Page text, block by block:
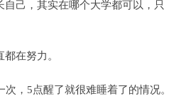
己，其实在哪个大学都可以，只
在努力。
，5点醒了就很难睡着了的情况。